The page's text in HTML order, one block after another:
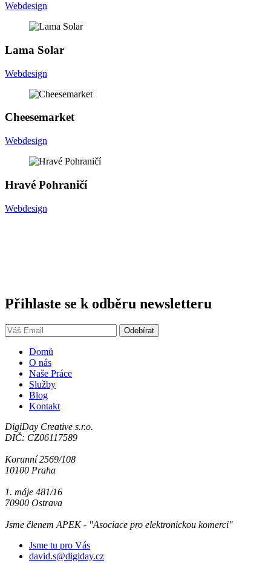
Webdesign
Lama Solar
Webdesign
Cheesemarket
Webdesign
Hravé Pohraničí
Webdesign
Přihlaste se k odběru newsletteru
Domů
O nás
Naše Práce
Služby
Blog
Kontakt
DigiDay Creative s.r.o.
DIČ: CZ06117589
Korunní 2569/108
10100 Praha
1. máje 481/16
70900 Ostrava
Jsme členem APEK - "Asociace pro elektronickou komerci"
Jsme tu pro Vás
david.s@digiday.cz